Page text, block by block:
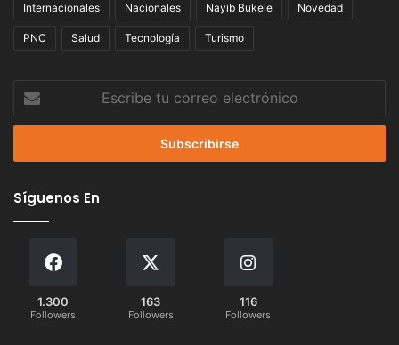
Internacionales Nacionales Nayib Bukele Novedad
PNC Salud Tecnología Turismo
correo
Síguenos En
1.300
Followers
163
Followers
116
Followers